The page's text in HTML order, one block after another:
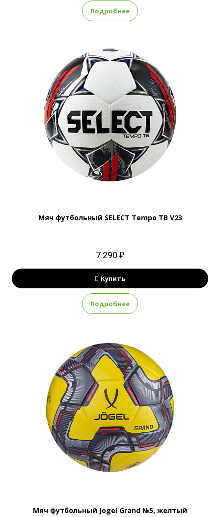
Подробнее
Мяч футбольный SELECT Tempo TB V23
7 290 ₽
Купить
Подробнее
Мяч футбольный Jogel Grand №5, желтый